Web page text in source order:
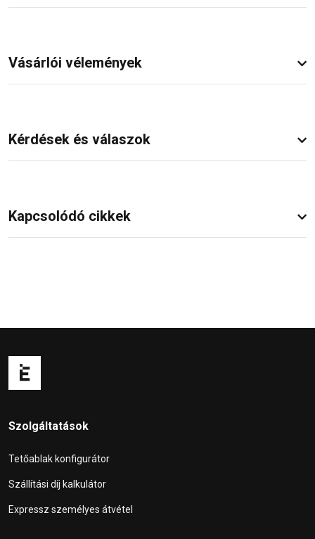
Vásárlói vélemények
Kérdések és válaszok
Kapcsolódó cikkek
Szolgáltatások
Tetőablak konfigurátor
Szállítási díj kalkulátor
Expressz személyes átvétel